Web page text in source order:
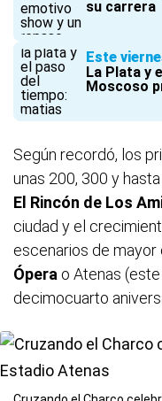
su carrera
Este
La Plata y
Moscoso
Según recordó, los
unas 200, 300 y
El Rincón de Los
ciudad y el
escenarios de mayor
Ópera o Atenas
decimocuarto